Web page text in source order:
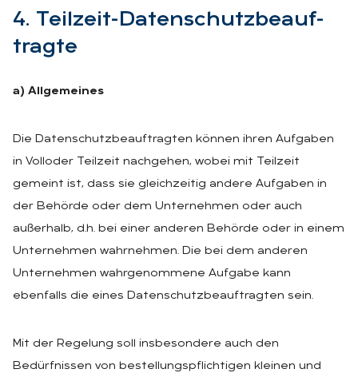
4. Teil­zeit-Da­ten­schutz­be­auf­
trag­te
a) Allgemeines
Die Datenschutzbeauftragten können ihren Aufgaben
in Volloder Teilzeit nachgehen, wobei mit Teilzeit
gemeint ist, dass sie gleichzeitig andere Aufgaben in
der Behörde oder dem Unternehmen oder auch
außerhalb, d.h. bei einer anderen Behörde oder in einem
Unternehmen wahrnehmen. Die bei dem anderen
Unternehmen wahrgenommene Aufgabe kann
ebenfalls die eines Datenschutzbeauftragten sein.
Mit der Regelung soll insbesondere auch den
Bedürfnissen von bestellungspflichtigen kleinen und